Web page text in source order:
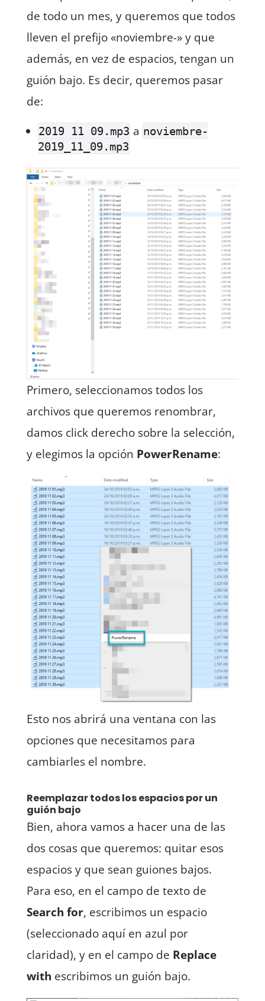
de todo un mes, y queremos que todos
lleven el prefijo «noviembre-» y que
además, en vez de espacios, tengan un
guión bajo. Es decir, queremos pasar
de:
2019 11 09.mp3 a noviembre-
2019_11_09.mp3
Primero, seleccionamos todos los
archivos que queremos renombrar,
damos click derecho sobre la selección,
y elegimos la opción PowerRename:
Esto nos abrirá una ventana con las
opciones que necesitamos para
cambiarles el nombre.
Reemplazar todos los espacios por un
guión bajo
Bien, ahora vamos a hacer una de las
dos cosas que queremos: quitar esos
espacios y que sean guiones bajos.
Para eso, en el campo de texto de
Search for, escribimos un espacio
(seleccionado aquí en azul por
claridad), y en el campo de Replace
with escribimos un guión bajo.